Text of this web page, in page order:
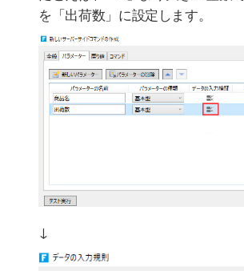
を「出荷数」に設定します。
↓